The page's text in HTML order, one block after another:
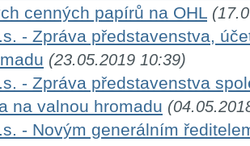
cenných papírů na OHL
- Zpráva představenstva,
(23.05.2019 10:39)
- Zpráva představenstva
na valnou hromadu
- Novým generálním